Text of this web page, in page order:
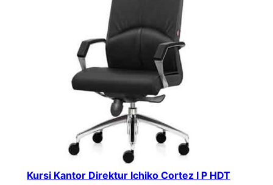
Kursi Kantor Direktur Ichiko Cortez I P HDT